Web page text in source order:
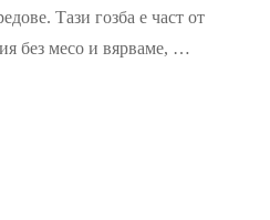
сирена
Тази гозба е част от
без месо и вярваме, …